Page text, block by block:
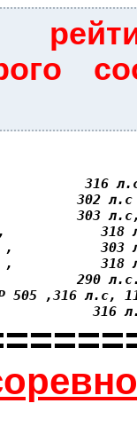
316
,           302
,           303
318
,           303
,
,          290
'00 ТР 505 ,316
316